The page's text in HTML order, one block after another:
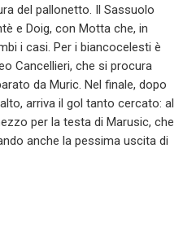
del pallonetto. Il Sassuolo
e Doig, con Motta che, in
i casi. Per i biancocelesti è
Cancellieri, che si procura
da Muric. Nel finale, dopo
arriva il gol tanto cercato: al
per la testa di Marusic, che
anche la pessima uscita di